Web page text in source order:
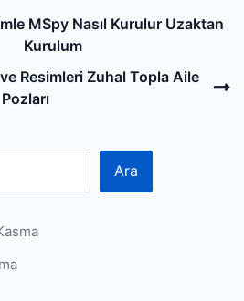
MSpy Nasıl Kurulur Uzaktan
Kurulum
Resimleri Zuhal Topla Aile
Pozları
Ara